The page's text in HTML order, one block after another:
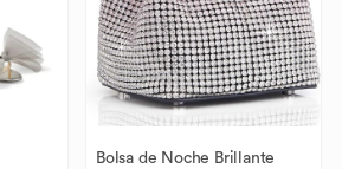
Bolsa de Noche Brillante